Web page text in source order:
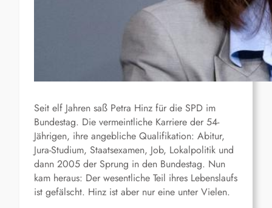
Seit elf Jahren saß Petra Hinz für die SPD im
Bundestag. Die vermeintliche Karriere der 54-
Jährigen, ihre angebliche Qualifikation: Abitur,
Jura-Studium, Staatsexamen, Job, Lokalpolitik und
dann 2005 der Sprung in den Bundestag. Nun
kam heraus: Der wesentliche Teil ihres Lebenslaufs
ist gefälscht. Hinz ist aber nur eine unter Vielen.